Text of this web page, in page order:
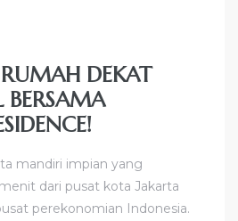
DEKAT
BERSAMA
mandiri impian yang
dari pusat kota Jakarta
perekonomian Indonesia.